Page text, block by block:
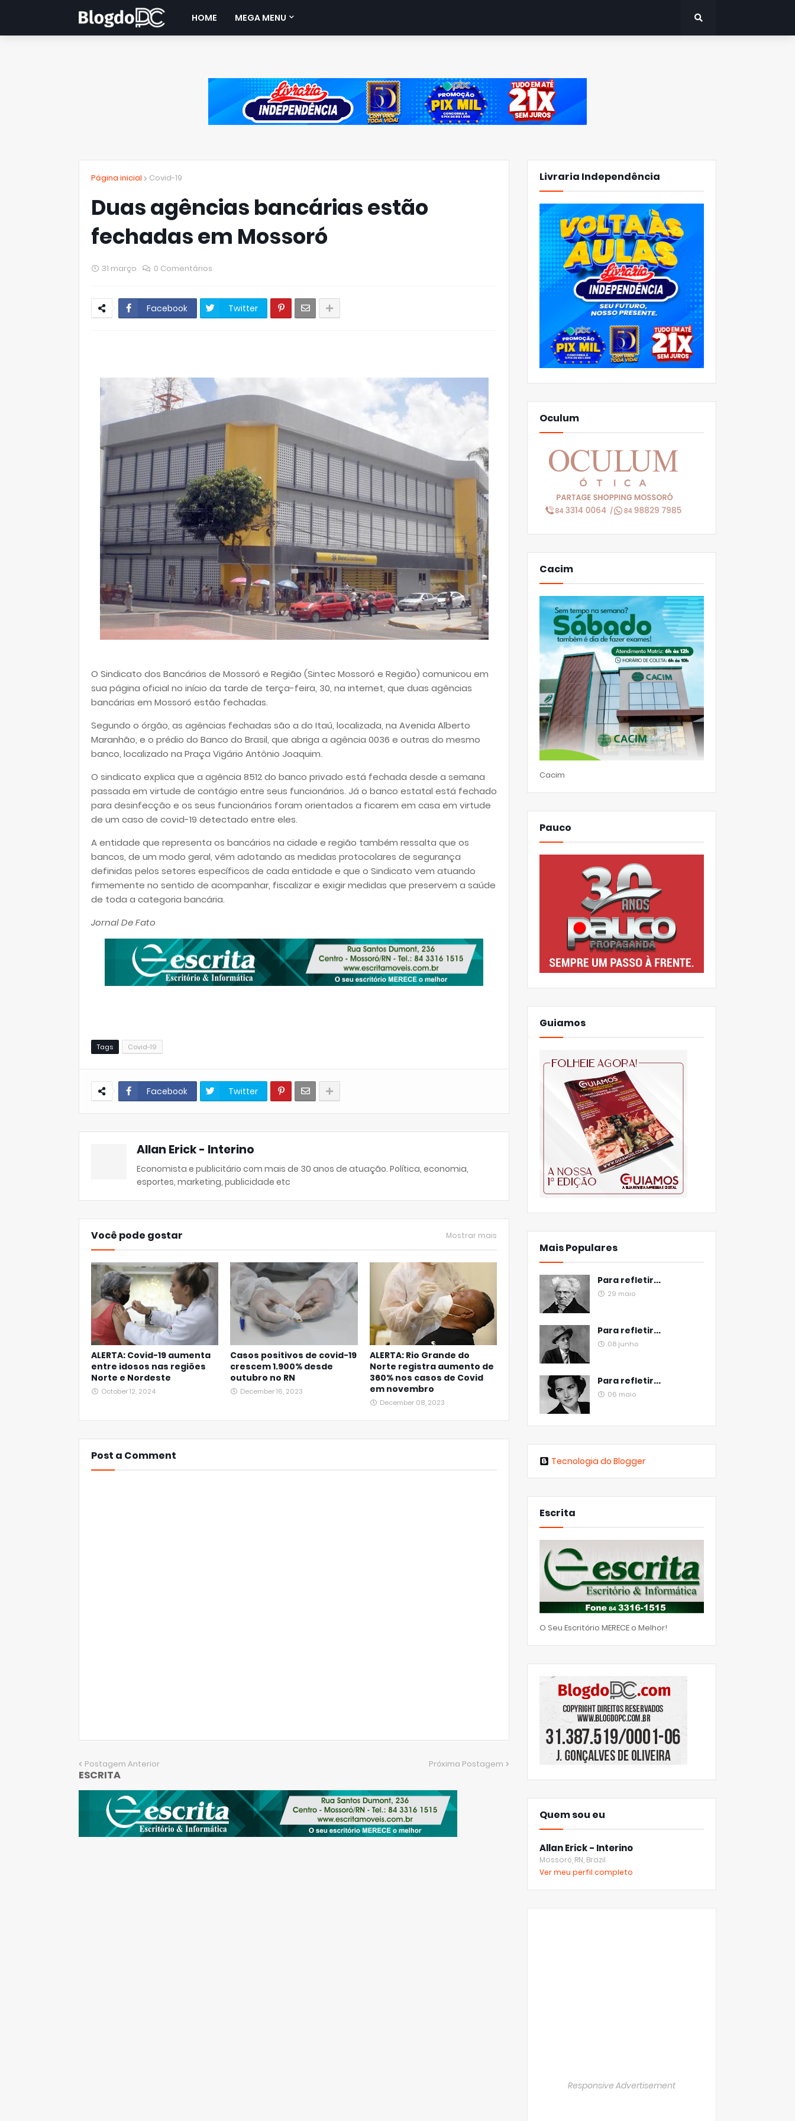
HOME MEGA MENU
Página inicial Covid-19
Duas agências bancárias estão
fechadas em Mossoró
31 março 0 Comentários
Facebook Twitter
O Sindicato dos Bancários de Mossoró e Região (Sintec Mossoró e Região) comunicou em
sua página oficial no início da tarde de terça-feira, 30, na internet, que duas agências
bancárias em Mossoró estão fechadas.
Segundo o órgão, as agências fechadas são a do Itaú, localizada, na Avenida Alberto
Maranhão, e o prédio do Banco do Brasil, que abriga a agência 0036 e outras do mesmo
banco, localizado na Praça Vigário Antônio Joaquim.
O sindicato explica que a agência 8512 do banco privado está fechada desde a semana
passada em virtude de contágio entre seus funcionários. Já o banco estatal está fechado
para desinfecção e os seus funcionários foram orientados a ficarem em casa em virtude
de um caso de covid-19 detectado entre eles.
A entidade que representa os bancários na cidade e região também ressalta que os
bancos, de um modo geral, vêm adotando as medidas protocolares de segurança
definidas pelos setores específicos de cada entidade e que o Sindicato vem atuando
firmemente no sentido de acompanhar, fiscalizar e exigir medidas que preservem a saúde
de toda a categoria bancária.
Jornal De Fato
Tags Covid-19
Facebook Twitter
Allan Erick - Interino
Economista e publicitário com mais de 30 anos de atuação. Política, economia,
esportes, marketing, publicidade etc
Você pode gostar Mostrar mais
ALERTA: Covid-19 aumenta
entre idosos nas regiões
Norte e Nordeste
October 12, 2024
Casos positivos de covid-19
crescem 1.900% desde
outubro no RN
December 16, 2023
ALERTA: Rio Grande do
Norte registra aumento de
360% nos casos de Covid
em novembro
December 08, 2023
Post a Comment
Postagem Anterior Próxima Postagem
ESCRITA
Livraria Independência
Oculum
Cacim
Cacim
Pauco
Guiamos
Mais Populares
Para refletir...
29 maio
Para refletir...
08 junho
Para refletir...
06 maio
Tecnologia do Blogger
Escrita
O Seu Escritório MERECE o Melhor!
Quem sou eu
Allan Erick - Interino
Mossoró, RN, Brazil
Ver meu perfil completo
Responsive Advertisement